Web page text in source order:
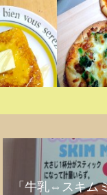
「牛乳⇔スキム